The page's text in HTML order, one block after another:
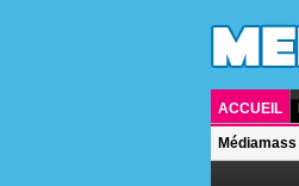
ACCUEIL
Médiamass